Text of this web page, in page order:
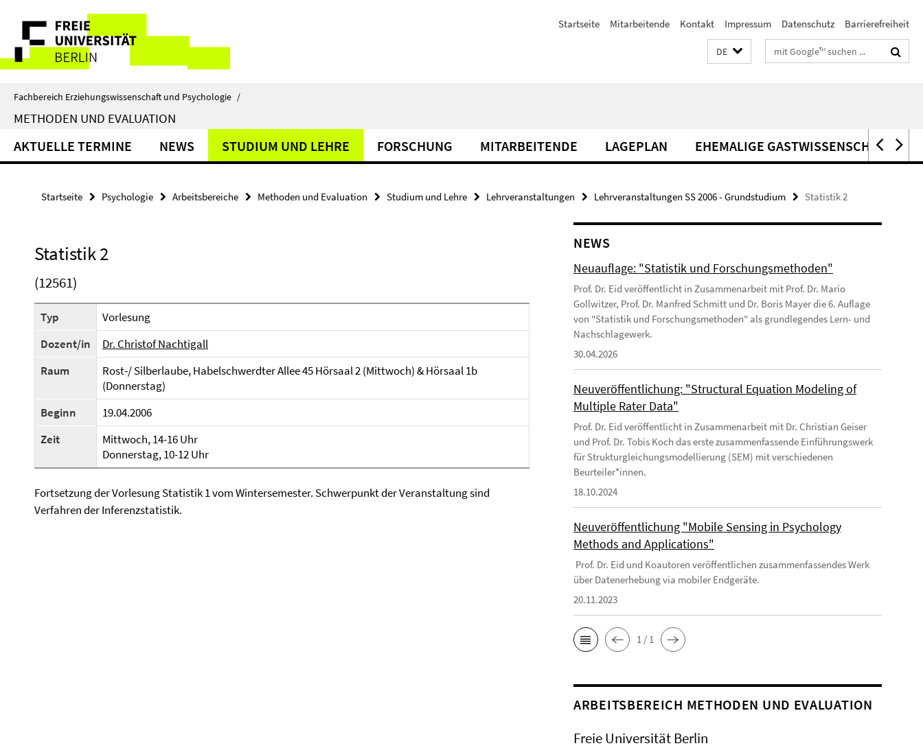
direkt
Inhalt
Service-
Navigation
Startseite Mitarbeitende Kontakt Impressum Datenschutz Barrierefreiheit
DE Suchbegriffe
Fachbereich Erziehungswissenschaft und Psychologie /
METHODEN UND EVALUATION
AKTUELLE TERMINE NEWS STUDIUM UND LEHRE FORSCHUNG MITARBEITENDE LAGEPLAN EHEMALIGE
Startseite Psychologie Arbeitsbereiche Methoden und Evaluation Studium und Lehre Lehrveranstaltungen Lehrveranstaltungen SS 2006 - Grundstudium Statistik 2
Statistik 2
(12561)
Typ
Vorlesung
Dozent/in
Dr. Christof Nachtigall
Raum
Rost-/ Silberlaube, Habelschwerdter Allee 45 Hörsaal 2 (Mittwoch) & Hörsaal 1b
(Donnerstag)
Beginn
19.04.2006
Zeit
Mittwoch, 14-16 Uhr
Donnerstag, 10-12 Uhr
Fortsetzung der Vorlesung Statistik 1 vom Wintersemester. Schwerpunkt der Veranstaltung sind
Verfahren der Inferenzstatistik.
NEWS
Neuauflage: "Statistik und Forschungsmethoden"
Prof. Dr. Eid veröffentlicht in Zusammenarbeit mit Prof. Dr. Mario
Gollwitzer, Prof. Dr. Manfred Schmitt und Dr. Boris Mayer die 6. Auflage
von "Statistik und Forschungsmethoden" als grundlegendes Lern- und
Nachschlagewerk.
30.04.2026
Neuveröffentlichung: "Structural Equation Modeling of
Multiple Rater Data"
Prof. Dr. Eid veröffentlicht in Zusammenarbeit mit Dr. Christian Geiser
und Prof. Dr. Tobis Koch das erste zusammenfassende Einführungswerk
für Strukturgleichungsmodellierung (SEM) mit verschiedenen
Beurteiler*innen.
18.10.2024
Neuveröffentlichung "Mobile Sensing in Psychology
Methods and Applications"
Prof. Dr. Eid und Koautoren veröffentlichen zusammenfassendes Werk
über Datenerhebung via mobiler Endgeräte.
20.11.2023
1 / 1
ARBEITSBEREICH METHODEN UND EVALUATION
Freie Universität Berlin